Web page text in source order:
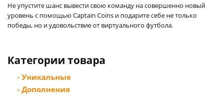
Не упустите шанс вывести свою команду на совершенно новый
уровень с помощью Captain Coins и подарите себе не только
победы, но и удовольствие от виртуального футбола.
Категории товара
- Уникальные
- Дополнения